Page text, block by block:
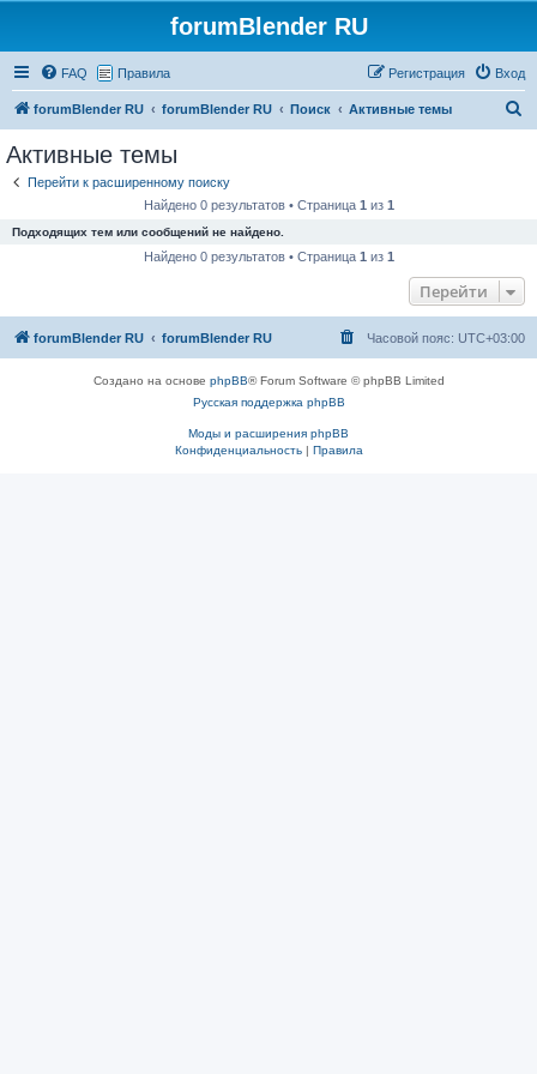
forumBlender RU
FAQ Правила Вход
Регистрация
forumBlender RU forumBlender RU Поиск Активные темы
Активные темы
Перейти к расширенному поиску
Найдено 0 результатов • Страница 1 из 1
Подходящих тем или сообщений не найдено.
Найдено 0 результатов • Страница 1 из 1
Перейти
forumBlender RU forumBlender RU Часовой пояс: UTC+03:00
Создано на основе phpBB® Forum Software © phpBB Limited
Русская поддержка phpBB
Моды и расширения phpBB
Конфиденциальность| Правила